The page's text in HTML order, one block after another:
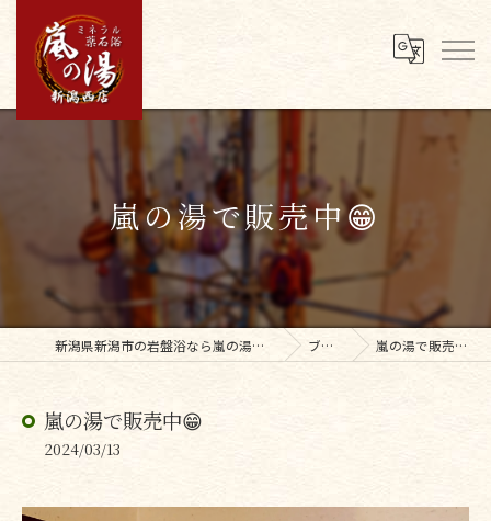
嵐の湯で販売中😁
新潟県新潟市の岩盤浴なら嵐の湯新潟西店 ブログ 嵐の湯で販売中😁
嵐の湯で販売中😁
2024/03/13